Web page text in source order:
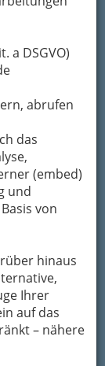
a DSGVO)
abrufen
das
(embed)
und
von
hinaus
Ihrer
auf das
– nähere
bei der
wieder
er
Salsa
nur
Bess,
auf